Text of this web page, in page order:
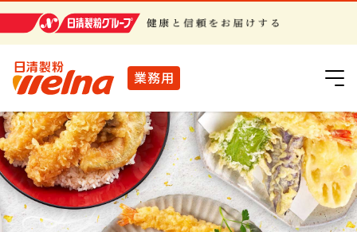
業務用
日清製粉グループ